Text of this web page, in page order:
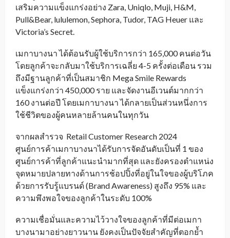
เสริมความแข็งแกร่งอย่าง Zara, Uniqlo, Muji, H&M,
Pull&Bear, lululemon, Sephora, Tudor, TAG Heuer และ
Victoria’s Secret.
เมกาบางนา ได้ต้อนรับผู้ใช้บริการกว่า 165,000 คนต่อวัน
โดยลูกค้าจะกลับมาใช้บริการเฉลี่ย 4-5 ครั้งต่อเดือน รวม
ถึงมีฐานลูกค้าที่เป็นสมาชิก Mega Smile Rewards
แข็งแกร่งกว่า 450,000 ราย และจัดงานอีเวนต์มากกว่า
160 งานต่อปี โดยเมกาบางนา ได้กลายเป็นส่วนหนึ่งการ
ใช้ชีวิตของผู้คนหลายล้านคนในทุกวัน
จากผลสำรวจ Retail Customer Research 2024
ศูนย์การค้าเมกาบางนาได้รับการจัดอันดับเป็นที่ 1 ของ
ศูนย์การค้าที่ลูกค้าแนะนำมากที่สุด และยังครองตำแหน่ง
จุดหมายปลายทางด้านการช้อปปิ้งที่อยู่ในใจของผู้บริโภค
ด้วยการรับรู้แบรนด์ (Brand Awareness) สูงถึง 95% และ
ความพึงพอใจของลูกค้าในระดับ 100%
ความเชื่อมั่นและความไว้วางใจของลูกค้าที่มีต่อเมกา
บางนามาอย่างยาวนาน ยังคงเป็นปัจจัยสำคัญที่ตอกย้ำ